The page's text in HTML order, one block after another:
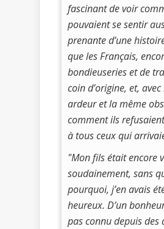
fascinant de voir
pouvaient se sentir
prenante d’une
que les Français,
bondieuseries et de
coin d’origine, et,
ardeur et la même
comment ils
à tous ceux qui
"Mon fils était encore
soudainement, sans
pourquoi, j’en avais
heureux. D’un
pas connu depuis des